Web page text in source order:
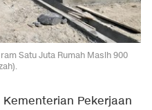
Satu Juta Rumah Masih 900
Kementerian Pekerjaan